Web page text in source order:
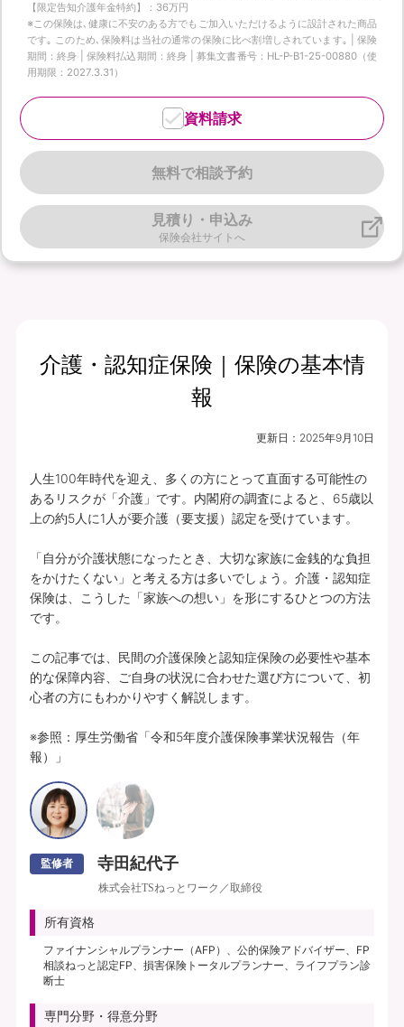
【限定告知介護年金特約】：36万円
※この保険は､健康に不安のある方でもご加入いただけるように設計された商品
です｡ このため､保険料は当社の通常の保険に比べ割増しされています｡ | 保険
期間：終身 | 保険料払込期間：終身 | 募集文書番号：HL-P-B1-25-00880（使
用期限：2027.3.31）
無料で相談予約
資料請求
見積り・申込み
保険会社サイトへ
介護・認知症保険｜保険の基本情
報
更新日： 2025年9月10日
人生100年時代を迎え、多くの方にとって直面する可能性の
あるリスクが「介護」です。内閣府の調査によると、65歳以
上の約5人に1人が要介護（要支援）認定を受けています。
「自分が介護状態になったとき、大切な家族に金銭的な負担
をかけたくない」と考える方は多いでしょう。介護・認知症
保険は、こうした「家族への想い」を形にするひとつの方法
です。
この記事では、民間の介護保険と認知症保険の必要性や基本
的な保障内容、ご自身の状況に合わせた選び方について、初
心者の方にもわかりやすく解説します。
※参照：厚生労働省「令和5年度介護保険事業状況報告（年
報）」
監修者 寺田紀代子
株式会社TSねっとワーク／取締役
所有資格
ファイナンシャルプランナー（AFP）、公的保険アドバイザー、FP
相談ねっと認定FP、損害保険トータルプランナー、ライフプラン診
断士
専門分野・得意分野